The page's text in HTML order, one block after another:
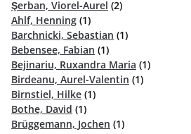
Şerban, Viorel-Aurel (2)
Ahlf, Henning (1)
Barchnicki, Sebastian (1)
Bebensee, Fabian (1)
Bejinariu, Ruxandra Maria (1)
Birdeanu, Aurel-Valentin (1)
Birnstiel, Hilke (1)
Bothe, David (1)
Brüggemann, Jochen (1)